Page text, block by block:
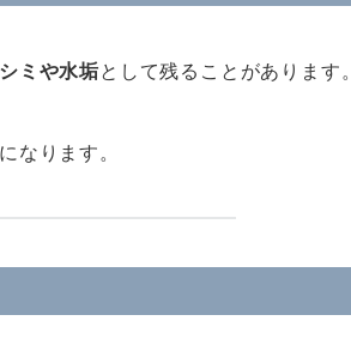
ミや水垢として残ることがあります。
なります。